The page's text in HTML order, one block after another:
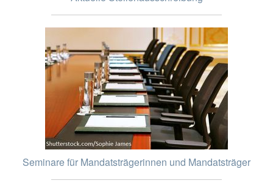
Seminare für Mandatsträgerinnen und Mandatsträger